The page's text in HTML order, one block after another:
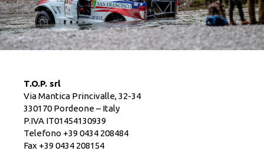
T.O.P. srl
Via ​Mantica Princivalle, 32-34​
330170 Pordeone – Italy
P.IVA IT01454130939
Telefono +39 0434 208484
Fax +39 0434 208154